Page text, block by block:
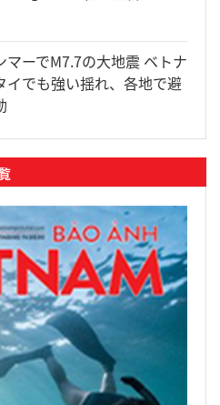
マーでM7.7の大地震 ベトナ
イでも強い揺れ、各地で避